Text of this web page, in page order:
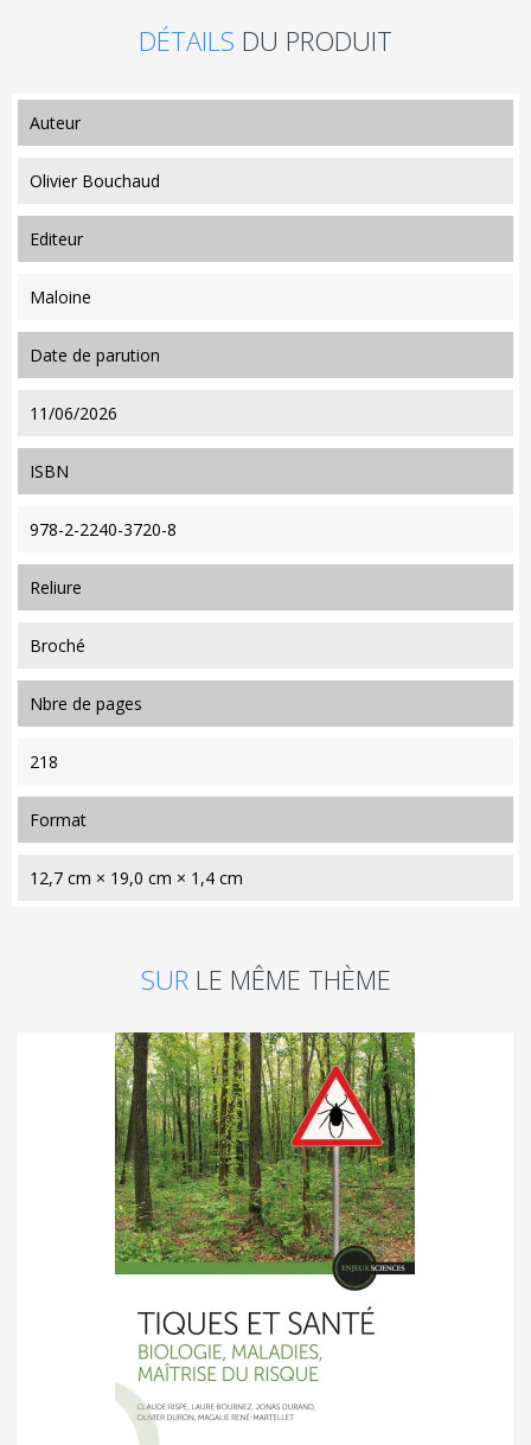
DÉTAILS DU PRODUIT
auteur
Olivier Bouchaud
editeur
Maloine
date de parution
11/06/2026
ISBN
978-2-2240-3720-8
reliure
Broché
nbre de pages
218
format
12,7 cm × 19,0 cm × 1,4 cm
SUR LE MÊME THÈME